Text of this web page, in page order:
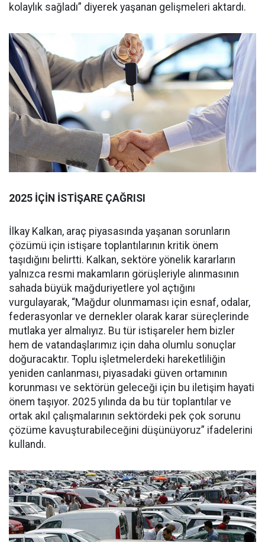
kolaylık sağladı” diyerek yaşanan gelişmeleri aktardı.
2025 İÇİN İSTİŞARE ÇAĞRISI
İlkay Kalkan, araç piyasasında yaşanan sorunların
çözümü için istişare toplantılarının kritik önem
taşıdığını belirtti. Kalkan, sektöre yönelik kararların
yalnızca resmi makamların görüşleriyle alınmasının
sahada büyük mağduriyetlere yol açtığını
vurgulayarak, “Mağdur olunmaması için esnaf, odalar,
federasyonlar ve dernekler olarak karar süreçlerinde
mutlaka yer almalıyız. Bu tür istişareler hem bizler
hem de vatandaşlarımız için daha olumlu sonuçlar
doğuracaktır. Toplu işletmelerdeki hareketliliğin
yeniden canlanması, piyasadaki güven ortamının
korunması ve sektörün geleceği için bu iletişim hayati
önem taşıyor. 2025 yılında da bu tür toplantılar ve
ortak akıl çalışmalarının sektördeki pek çok sorunu
çözüme kavuşturabileceğini düşünüyoruz” ifadelerini
kullandı.